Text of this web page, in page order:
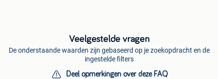
Veelgestelde vragen
De onderstaande waarden zijn gebaseerd op je zoekopdracht en de
ingestelde filters
Deel opmerkingen over deze FAQ